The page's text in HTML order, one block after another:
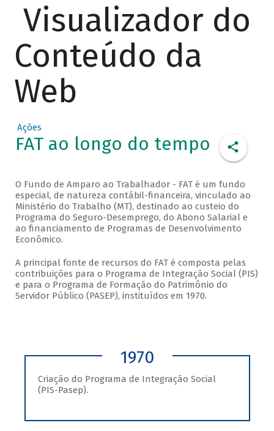
Visualizador do
Conteúdo da
Web
Ações
FAT ao longo do tempo
O Fundo de Amparo ao Trabalhador - FAT é um fundo
especial, de natureza contábil-financeira, vinculado ao
Ministério do Trabalho (MT), destinado ao custeio do
Programa do Seguro-Desemprego, do Abono Salarial e
ao financiamento de Programas de Desenvolvimento
Econômico.
A principal fonte de recursos do FAT é composta pelas
contribuições para o Programa de Integração Social (PIS)
e para o Programa de Formação do Patrimônio do
Servidor Público (PASEP), instituídos em 1970.
1970
Criação do Programa de Integração Social
(PIS-Pasep).